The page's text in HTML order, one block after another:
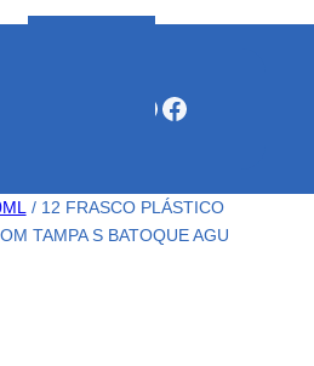
Facebook
/ 12 FRASCO PLÁSTICO
TAMPA S BATOQUE AGU